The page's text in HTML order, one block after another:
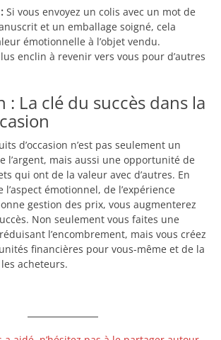
Si vous envoyez un colis avec un mot de
et un emballage soigné, cela
émotionnelle à l’objet vendu.
enclin à revenir vers vous pour d’autres
: La clé du succès dans la
d’occasion n’est pas seulement un
l’argent, mais aussi une opportunité de
qui ont de la valeur avec d’autres. En
émotionnel, de l’expérience
gestion des prix, vous augmenterez
Non seulement vous faites une
l’encombrement, mais vous créez
financières pour vous-même et de la
acheteurs.